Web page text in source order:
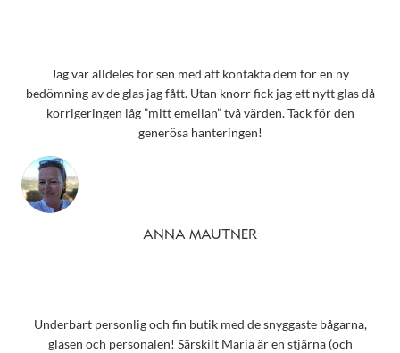
Jag var alldeles för sen med att kontakta dem för en ny
bedömning av de glas jag fått. Utan knorr fick jag ett nytt glas då
korrigeringen låg ”mitt emellan” två värden. Tack för den
generösa hanteringen!
ANNA MAUTNER
Underbart personlig och fin butik med de snyggaste bågarna,
glasen och personalen! Särskilt Maria är en stjärna (och